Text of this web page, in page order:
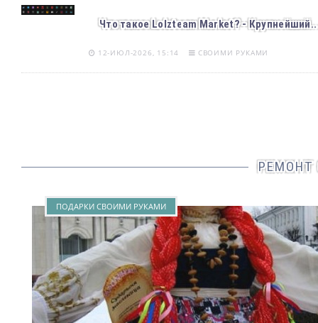
Что такое Lolzteam Market? - Крупнейший..
12-ИЮЛ-2026, 15:14 СВОИМИ РУКАМИ
ПОДАРКИ СВОИМИ РУКАМИ